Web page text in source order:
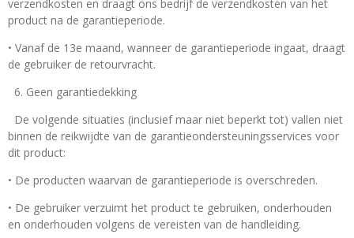
verzendkosten en draagt ons bedrijf de verzendkosten van het
product na de garantieperiode.
• Vanaf de 13e maand, wanneer de garantieperiode ingaat, draagt
de gebruiker de retourvracht.
6. Geen garantiedekking
De volgende situaties (inclusief maar niet beperkt tot) vallen niet
binnen de reikwijdte van de garantieondersteuningsservices voor
dit product:
• De producten waarvan de garantieperiode is overschreden.
• De gebruiker verzuimt het product te gebruiken, onderhouden
en onderhouden volgens de vereisten van de handleiding.